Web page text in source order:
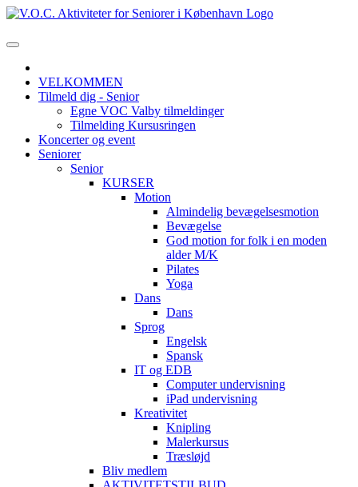
VELKOMMEN
Tilmeld dig - Senior
Egne VOC Valby tilmeldinger
Tilmelding Kursusringen
Koncerter og event
Seniorer
Senior
KURSER
Motion
Almindelig bevægelsesmotion
Bevægelse
God motion for folk i en moden
alder M/K
Pilates
Yoga
Dans
Dans
Sprog
Engelsk
Spansk
IT og EDB
Computer undervisning
iPad undervisning
Kreativitet
Knipling
Malerkursus
Træsløjd
Bliv medlem